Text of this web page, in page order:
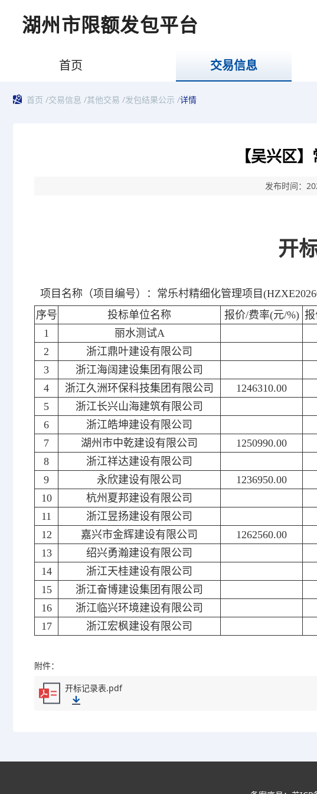
湖州市限额发包平台
首页 交易信息
首页 /交易信息 /其他交易 /发包结果公示 /详情
【吴兴区
发布时间：
开
项目名称（项目编号）：常乐村精细化管理项目
序号
投标单位名称 报价/费率(元/%)
1
丽水测试A
2
浙江鼎叶建设有限公司
3
浙江海阔建设集团有限公司
4
浙江久洲环保科技集团有限公司
1246310.00
5
浙江长兴山海建筑有限公司
6
浙江皓坤建设有限公司
7
湖州市中乾建设有限公司
1250990.00
8
浙江祥达建设有限公司
9
永欣建设有限公司
1236950.00
10
杭州夏邦建设有限公司
11
浙江昱扬建设有限公司
12
嘉兴市金辉建设有限公司
1262560.00
13
绍兴勇瀚建设有限公司
14
浙江天桂建设有限公司
15
浙江奋博建设集团有限公司
16
浙江临兴环境建设有限公司
17
浙江宏枫建设有限公司
附件：
开标记录表.pdf